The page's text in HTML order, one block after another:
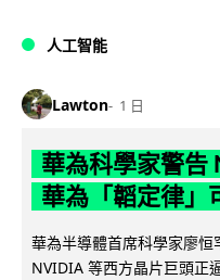
人工智能
Lawton 1 日
華為科學家警告
華為「韜定律」
華為半導體首席科學家廖
NVIDIA 等西方晶片巨頭正